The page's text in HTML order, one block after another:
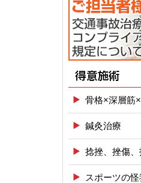
骨格×深層筋
鍼灸治療
捻挫、挫傷
スポーツの